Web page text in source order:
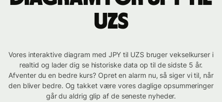
UZS
Vores interaktive diagram med JPY til UZS bruger vekselkurser i
realtid og lader dig se historiske data op til de sidste 5 år.
Afventer du en bedre kurs? Opret en alarm nu, så siger vi til, når
den bliver bedre. Og takket være vores daglige opsummeringer
går du aldrig glip af de seneste nyheder.